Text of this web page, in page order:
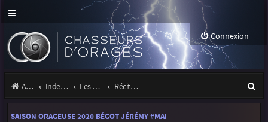
Connexion
Accueil Index du forum Les orages Récits et photos d'orages
e
SAISON ORAGEUSE 2020 BÉGOT JÉRÉMY #MAI